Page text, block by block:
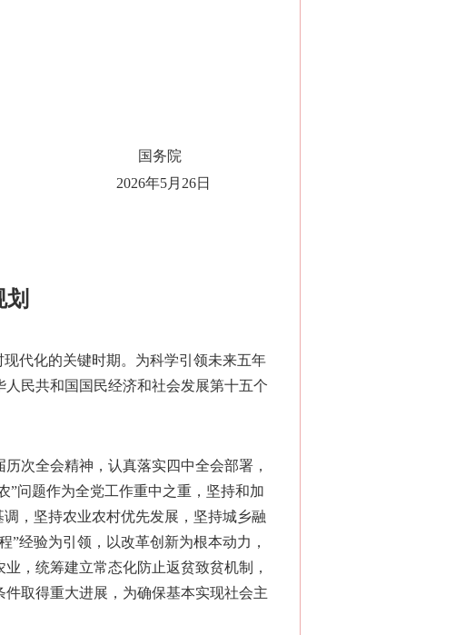
国务院
2026年5月26日
代化的关键时期。为科学引领未来五年
民共和国国民经济和社会发展第十五个
次全会精神，认真落实四中全会部署，
”问题作为全党工作重中之重，坚持和加
，坚持农业农村优先发展，坚持城乡融
经验为引领，以改革创新为根本动力，
，统筹建立常态化防止返贫致贫机制，
取得重大进展，为确保基本实现社会主